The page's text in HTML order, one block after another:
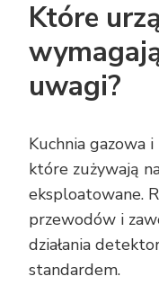
Które
uwagi?
Kuchnia gazowa
które zużywają
eksploatowane.
przewodów i
działania
standardem.